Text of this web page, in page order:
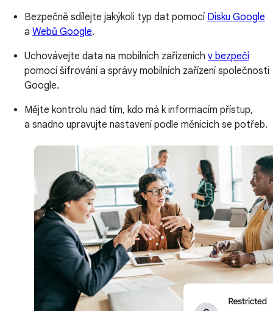
Bezpečně sdílejte jakýkoli typ dat pomocí Disku Google
a Webů Google.
Uchovávejte data na mobilních zařízeních v bezpečí
pomocí šifrování a správy mobilních zařízení společnosti
Google.
Mějte kontrolu nad tím, kdo má k informacím přístup,
a snadno upravujte nastavení podle měnících se potřeb.